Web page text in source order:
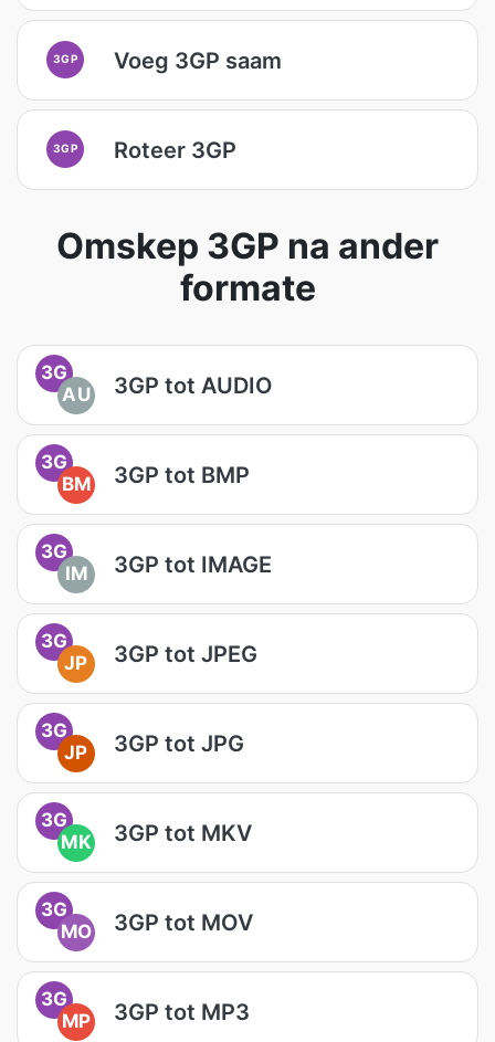
3GP Voeg 3GP saam
3GP Roteer 3GP
Omskep 3GP na ander
formate
3G
AU
3GP tot AUDIO
3G
BM
3GP tot BMP
3G
IM
3GP tot IMAGE
3G
JP
3GP tot JPEG
3G
JP
3GP tot JPG
3G
MK
3GP tot MKV
3G
MO
3GP tot MOV
3G
MP
3GP tot MP3